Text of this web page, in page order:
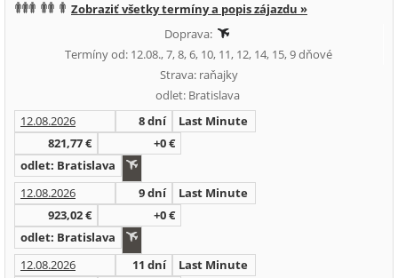
Zobraziť všetky termíny a popis zájazdu »
Doprava:
Termíny od: 12.08., 7, 8, 6, 10, 11, 12, 14, 15, 9 dňové
Strava: raňajky
odlet: Bratislava
12.08.2026
8 dní
Last Minute
821,77 €
+0 €
odlet: Bratislava
12.08.2026
9 dní
Last Minute
923,02 €
+0 €
odlet: Bratislava
12.08.2026
11 dní
Last Minute